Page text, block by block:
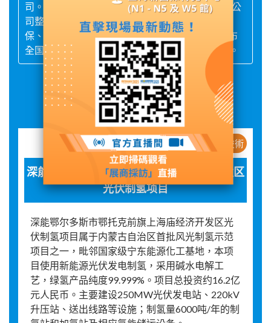
司。2007年12月实现整体上市，开创了国内电力公
司整体上市的先河，产业涵盖低碳电力、生态环
保、综合燃气、数智服务四大领域，产业脉络遍布
全国31个省、市以及海外加纳、越南、巴新等地。
展品詳情
新産品 / 新技術
深能鄂尔多斯市鄂托克前旗上海庙经济开发区
光伏制氢项目
深能鄂尔多斯市鄂托克前旗上海庙经济开发区光
伏制氢项目属于内蒙古自治区首批风光制氢示范
项目之一，毗邻国家级宁东能源化工基地，本项
目使用新能源光伏发电制氢，采用碱水电解工
艺，绿氢产品纯度99.999%。项目总投资约16.2亿
元人民币。主要建设250MW光伏发电站、220kV
升压站、送出线路等设施；制氢量6000吨/年的制